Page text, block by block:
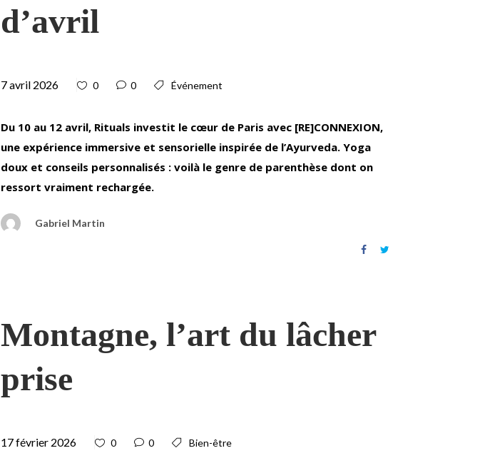
d’avril
7 avril 2026 0 0 Événement
Du 10 au 12 avril, Rituals investit le cœur de Paris avec [RE]CONNEXION,
une expérience immersive et sensorielle inspirée de l’Ayurveda. Yoga
doux et conseils personnalisés : voilà le genre de parenthèse dont on
ressort vraiment rechargée.
Gabriel Martin
Montagne, l’art du lâcher
prise
17 février 2026 0 0 Bien-être